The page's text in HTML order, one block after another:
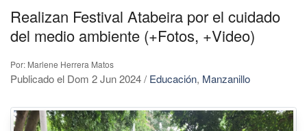
Realizan Festival Atabeira por el cuidado
del medio ambiente (+Fotos, +Video)
Por: Marlene Herrera Matos
Publicado el Dom 2 Jun 2024/ Educación, Manzanillo